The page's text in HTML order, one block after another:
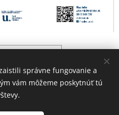
STREDISKO V LEVICIACH
správne fungovanie a
vám môžeme poskytnúť tú